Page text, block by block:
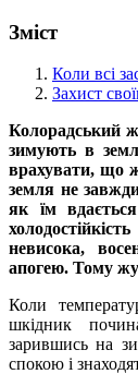
Зміст
Коли всі
Захист
Колорадський
зимують в
врахувати, що
земля не
як їм
невисока,
апогею. Тому
Коли
шкідник
зарившись на
спокою і